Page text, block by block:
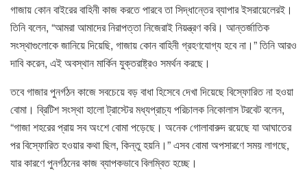
গাজায় কোন বাইরের বাহিনী কাজ করতে পারবে তা সিদ্ধান্তের ব্যাপার ইসরায়েলেরই।
তিনি বলেন, “আমরা আমাদের নিরাপত্তা নিজেরাই নিয়ন্ত্রণ করি। আন্তর্জাতিক
সংস্থাগুলোকে জানিয়ে দিয়েছি, গাজায় কোন বাহিনী গ্রহণযোগ্য হবে না।” তিনি আরও
দাবি করেন, এই অবস্থান মার্কিন যুক্তরাষ্ট্রও সমর্থন করছে।
তবে গাজার পুনর্গঠন কাজে সবচেয়ে বড় বাধা হিসেবে দেখা দিয়েছে বিস্ফোরিত না হওয়া
বোমা। ব্রিটিশ সংস্থা হালো ট্রাস্টের মধ্যপ্রাচ্য পরিচালক নিকোলাস টরবেট বলেন,
“গাজা শহরের প্রায় সব অংশে বোমা পড়েছে। অনেক গোলাবারুদ রয়েছে যা আঘাতের
পর বিস্ফোরিত হওয়ার কথা ছিল, কিন্তু হয়নি।” এসব বোমা অপসারণে সময় লাগছে,
যার কারণে পুনর্গঠনের কাজ ব্যাপকভাবে বিলম্বিত হচ্ছে।